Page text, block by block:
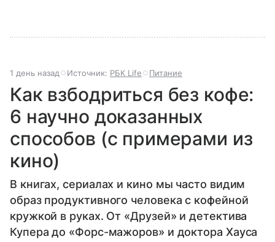
1 день назад Источник: РБК Life Питание
Как взбодриться без кофе:
6 научно доказанных
способов (с примерами из
кино)
В книгах, сериалах и кино мы часто видим
образ продуктивного человека с кофейной
кружкой в руках. От «Друзей» и детектива
Купера до «Форс-мажоров» и доктора Хауса